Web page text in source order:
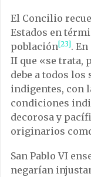
El Concilio
Estados en
población[23].
II que «se trata,
debe a todos
indigentes, con
condiciones
decorosa y
originarios
San Pablo VI
negarían